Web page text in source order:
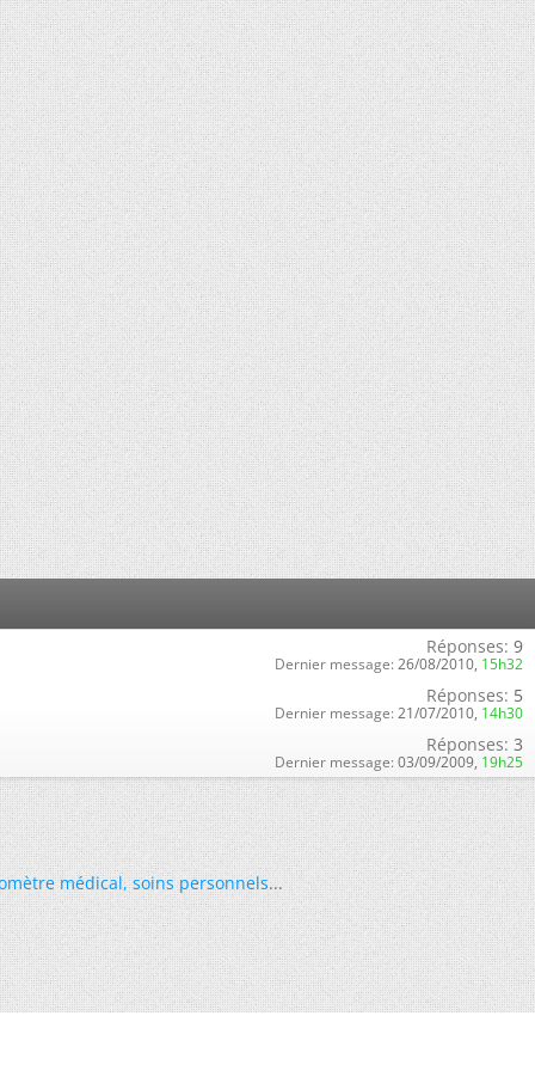
Réponses: 9
Dernier message: 26/08/2010, 15h32
Réponses: 5
Dernier message: 21/07/2010, 14h30
Réponses: 3
Dernier message: 03/09/2009, 19h25
médical,soins personnels...